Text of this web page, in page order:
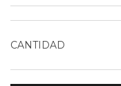
CANTIDAD